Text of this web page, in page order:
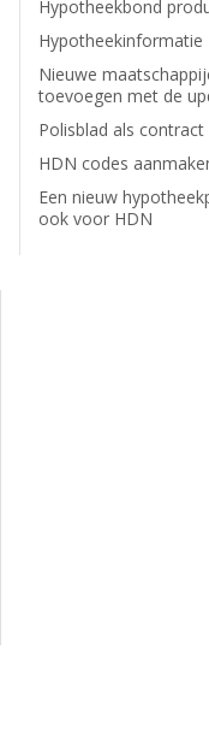
Hypotheekbond
Hypotheekinformatie
Nieuwe
toevoegen met de
Polisblad als
HDN codes
Een nieuw
ook voor HDN